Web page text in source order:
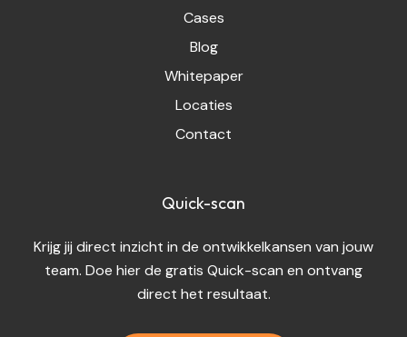
Cases
Blog
Whitepaper
Locaties
Contact
Quick-scan
Krijg jij direct inzicht in de ontwikkelkansen van jouw
team. Doe hier de gratis Quick-scan en ontvang
direct het resultaat.